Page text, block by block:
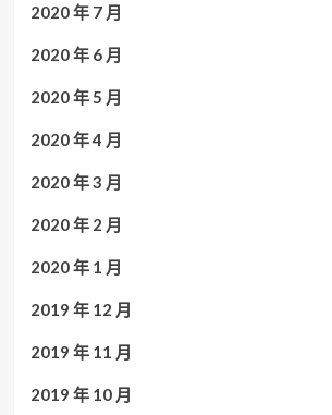
2020 年 7 月
2020 年 6 月
2020 年 5 月
2020 年 4 月
2020 年 3 月
2020 年 2 月
2020 年 1 月
2019 年 12 月
2019 年 11 月
2019 年 10 月